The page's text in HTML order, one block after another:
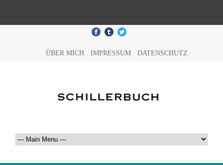
ÜBER MICH IMPRESSUM DATENSCHUTZ